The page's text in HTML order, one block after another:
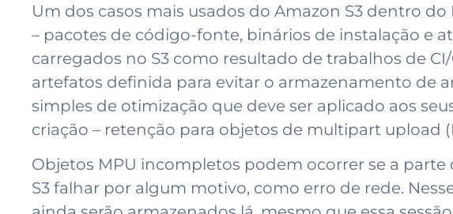
Um dos casos mais usados do Amazon S3 dentro
– pacotes de código-fonte, binários de instalação e
carregados no S3 como resultado de trabalhos de
artefatos definida para evitar o armazenamento de
simples de otimização que deve ser aplicado aos
criação – retenção para objetos de multipart upload
Objetos MPU incompletos podem ocorrer se a
S3 falhar por algum motivo, como erro de rede.